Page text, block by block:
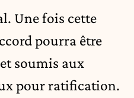
Une fois cette
pourra être
soumis aux
pour ratification.